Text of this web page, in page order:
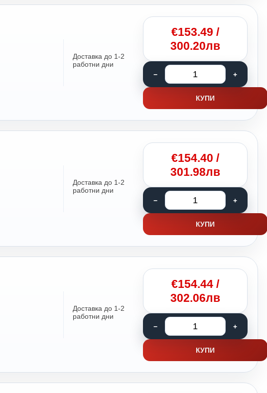
Доставка до 1-2
работни дни
€153.49 /
300.20лв
КУПИ
Доставка до 1-2
работни дни
€154.40 /
301.98лв
КУПИ
Доставка до 1-2
работни дни
€154.44 /
302.06лв
КУПИ